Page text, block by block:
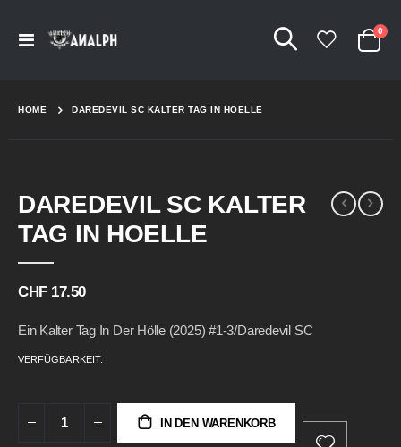
Navigation
Cart
0
HOME DAREDEVIL SC KALTER TAG IN HOELLE
DAREDEVIL SC KALTER
TAG IN HOELLE
CHF 17.50
Ein Kalter Tag In Der Hölle (2025) #1-3/Daredevil SC
VERFÜGBARKEIT:
IN DEN WARENKORB
to
the
end
images
to
the
beginning
images